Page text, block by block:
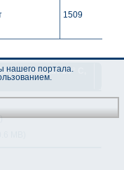
1509
комнат 20° C,
нашего портала.